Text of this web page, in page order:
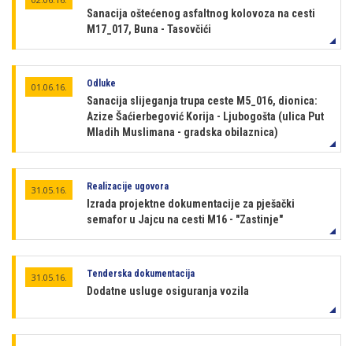
Sanacija oštećenog asfaltnog kolovoza na cesti
M17_017, Buna - Tasovčići
01.06.16. Odluke
Sanacija slijeganja trupa ceste M5_016, dionica:
Azize Šaćierbegović Korija - Ljubogošta (ulica Put
Mladih Muslimana - gradska obilaznica)
31.05.16. Realizacije ugovora
Izrada projektne dokumentacije za pješački
semafor u Jajcu na cesti M16 - "Zastinje"
31.05.16. Tenderska dokumentacija
Dodatne usluge osiguranja vozila